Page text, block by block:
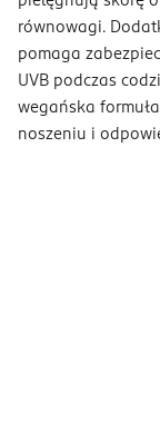
równowagi.
pomaga
UVB podczas
wegańska
noszeniu i